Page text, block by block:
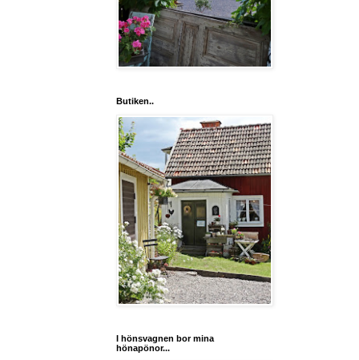
Butiken..
I hönsvagnen bor mina
hönapönor...